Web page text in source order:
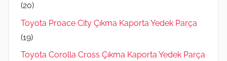
(20)
Toyota Proace City Çıkma Kaporta Yedek Parça
(19)
Toyota Corolla Cross Çıkma Kaporta Yedek Parça